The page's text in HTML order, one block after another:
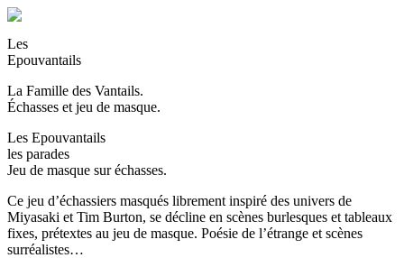
Les
Epouvantails
La Famille des Vantails.
Échasses et jeu de masque.
Les Epouvantails
les parades
Jeu de masque sur échasses.
Ce jeu d’échassiers masqués librement inspiré des univers de
Miyasaki et Tim Burton, se décline en scènes burlesques et tableaux
fixes, prétextes au jeu de masque. Poésie de l’étrange et scènes
surréalistes…